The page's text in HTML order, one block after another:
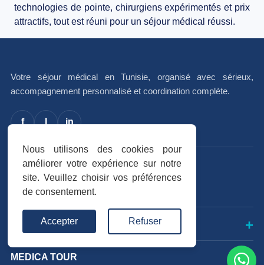
technologies de pointe, chirurgiens expérimentés et prix
attractifs, tout est réuni pour un séjour médical réussi.
Votre séjour médical en Tunisie, organisé avec sérieux,
accompagnement personnalisé et coordination complète.
f in
Avis vérifiés
Trustpilot★★★★★
INTERVENTIONS
MEDICA TOUR
Nous utilisons des cookies pour
améliorer votre expérience sur notre
site. Veuillez choisir vos préférences
de consentement.
Accepter Refuser